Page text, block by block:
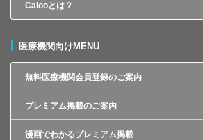
Calooとは？
医療機関向けMENU
無料医療機関会員登録のご案内
プレミアム掲載のご案内
漫画でわかるプレミアム掲載